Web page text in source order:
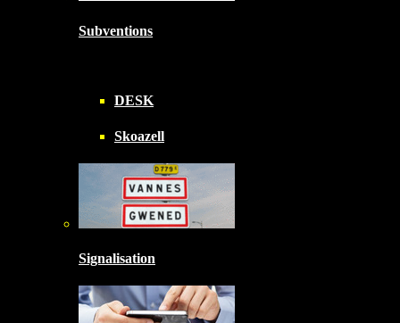
Subventions
DESK
Skoazell
Signalisation